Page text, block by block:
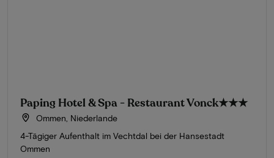
Paping Hotel & Spa - Restaurant Vonck★★★
Ommen, Niederlande
4-Tägiger Aufenthalt im Vechtdal bei der Hansestadt
Ommen